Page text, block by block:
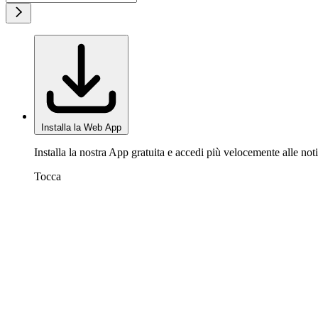
Installa la Web App
Installa la nostra App gratuita e accedi più velocemente alle
Tocca